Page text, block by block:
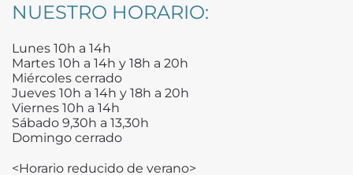
NUESTRO HORARIO:
Lunes 10h a 14h
Martes 10h a 14h y 18h a 20h
Miércoles cerrado
Jueves 10h a 14h y 18h a 20h
Viernes 10h a 14h
Sábado 9,30h a 13,30h
Domingo cerrado
<Horario reducido de verano>